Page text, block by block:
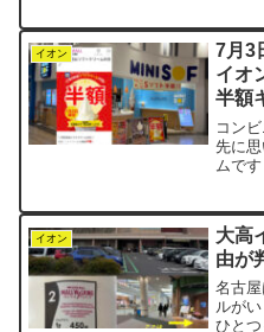
方，
の西
イオン
7月3
イオ
半額
5日）
コン
先に
ムで
ンモ
よう
イオン
大高
由が
名古
ルが
ひと